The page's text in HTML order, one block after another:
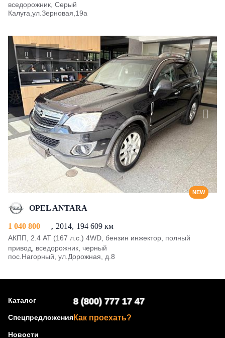
вседорожник, Серый
Калуга,ул.Зерновая,19а
NEW
OPEL ANTARA
1 040 800 2014 194 609 км
АКПП, 2.4 AT (167 л.с.) 4WD, бензин инжектор, полный
привод, вседорожник, черный
пос.Нагорный, ул.Дорожная, д.8
Каталог
Спецпредложения
Новости
8 (800) 777 17 47
Как проехать?